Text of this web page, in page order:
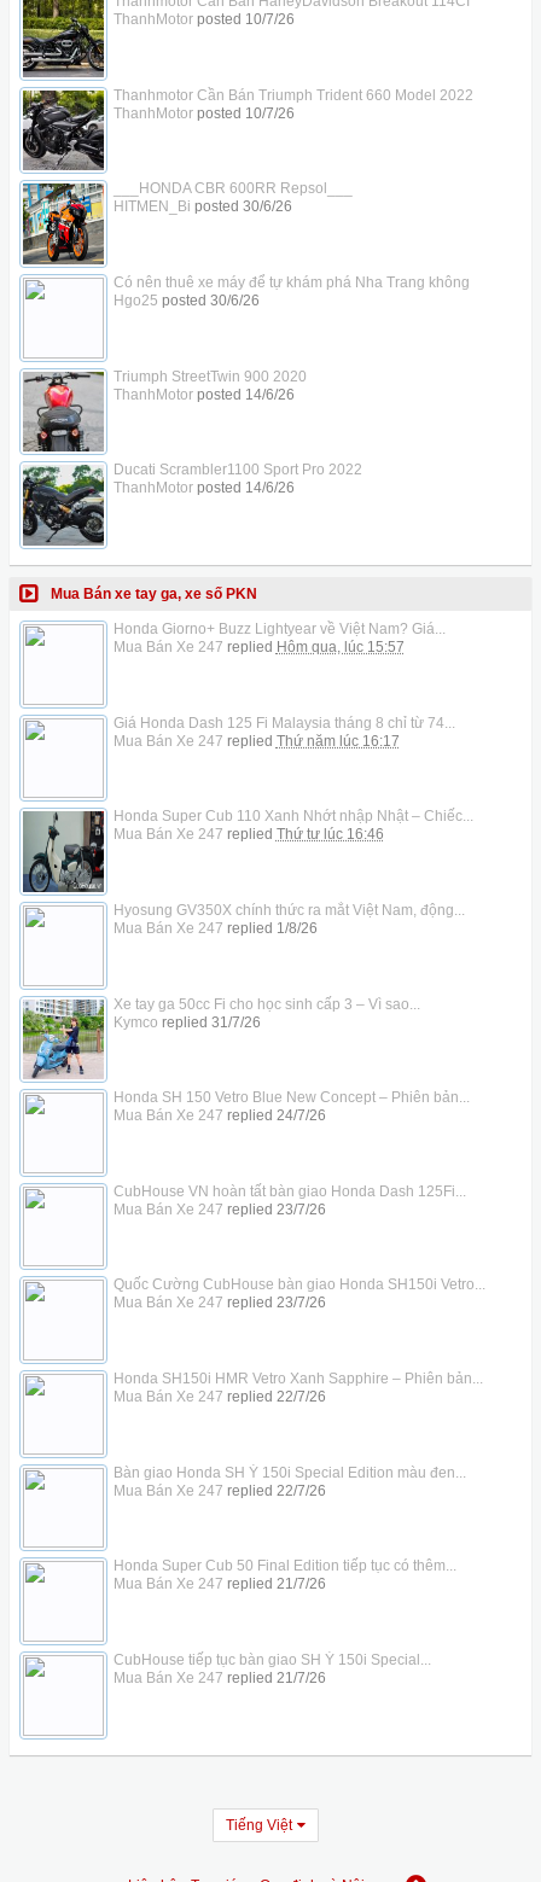
ThanhMotorposted 10/7/26
Thanhmotor Cần Bán Triumph Trident 660 Model 2022
ThanhMotorposted 10/7/26
___HONDA CBR 600RR Repsol___
HITMEN_Bi posted 30/6/26
Có nên thuê xe máy để tự khám phá Nha Trang không
Hgo25 posted 30/6/26
Triumph StreetTwin 900 2020
ThanhMotorposted 14/6/26
Ducati Scrambler1100 Sport Pro 2022
ThanhMotorposted 14/6/26
Mua Bán xe tay ga, xe số PKN
Honda Giorno+ Buzz Lightyear về Việt Nam? Giá...
Mua Bán Xe 247 replied Hôm qua, lúc 15:57
Giá Honda Dash 125 Fi Malaysia tháng 8 chỉ từ 74...
Mua Bán Xe 247 replied Thứ năm lúc 16:17
Honda Super Cub 110 Xanh Nhớt nhập Nhật – Chiếc...
Mua Bán Xe 247 replied Thứ tư lúc 16:46
Hyosung GV350X chính thức ra mắt Việt Nam, động...
Mua Bán Xe 247 replied 1/8/26
Xe tay ga 50cc Fi cho học sinh cấp 3 – Vì sao...
Kymco replied 31/7/26
Honda SH 150 Vetro Blue New Concept – Phiên bản...
Mua Bán Xe 247 replied 24/7/26
CubHouse VN hoàn tất bàn giao Honda Dash 125Fi...
Mua Bán Xe 247 replied 23/7/26
Quốc Cường CubHouse bàn giao Honda SH150i Vetro...
Mua Bán Xe 247 replied 23/7/26
Honda SH150i HMR Vetro Xanh Sapphire – Phiên bản...
Mua Bán Xe 247 replied 22/7/26
Bàn giao Honda SH Ý 150i Special Edition màu đen...
Mua Bán Xe 247 replied 22/7/26
Honda Super Cub 50 Final Edition tiếp tục có thêm...
Mua Bán Xe 247 replied 21/7/26
CubHouse tiếp tục bàn giao SH Ý 150i Special...
Mua Bán Xe 247 replied 21/7/26
Tiếng Việt